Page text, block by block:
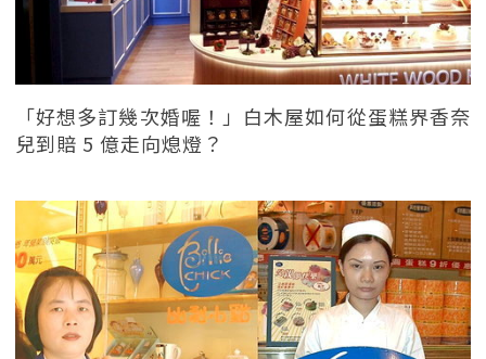
「好想多訂幾次婚喔！」白木屋如何從蛋糕界香奈
兒到賠 5 億走向熄燈？